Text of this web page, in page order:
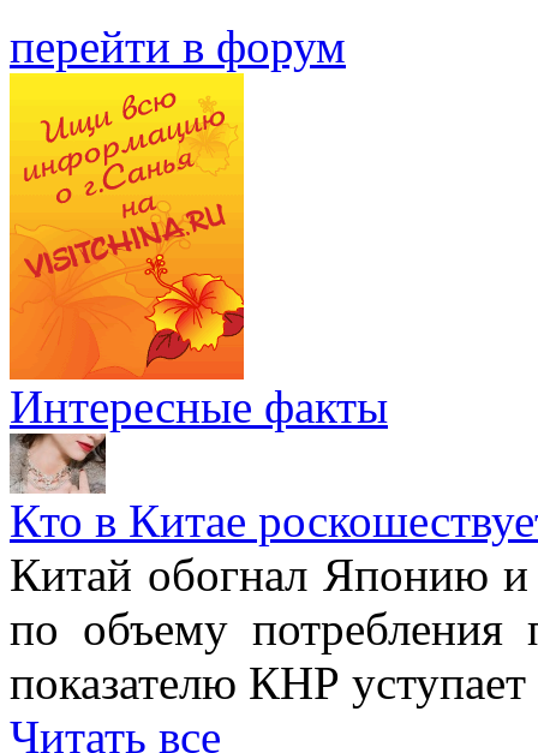
перейти в форум
Интересные факты
Кто в Китае
Китай обогнал Японию
по объему
показателю КНР
Читать все